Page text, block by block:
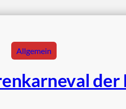
Allgemein
der